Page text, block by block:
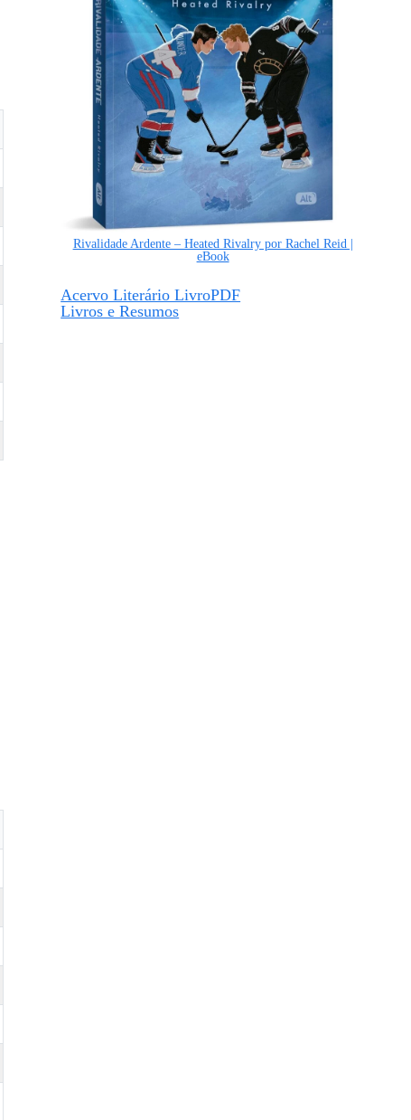
Rivalidade Ardente – Heated Rivalry por Rachel Reid |
eBook
Acervo Literário LivroPDF
Livros e Resumos